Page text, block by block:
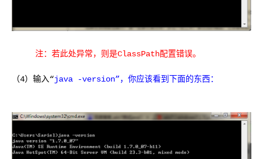
注：若此处异常，则是ClassPath配置错误。
（4）输入“java -version”，你应该看到下面的东西：